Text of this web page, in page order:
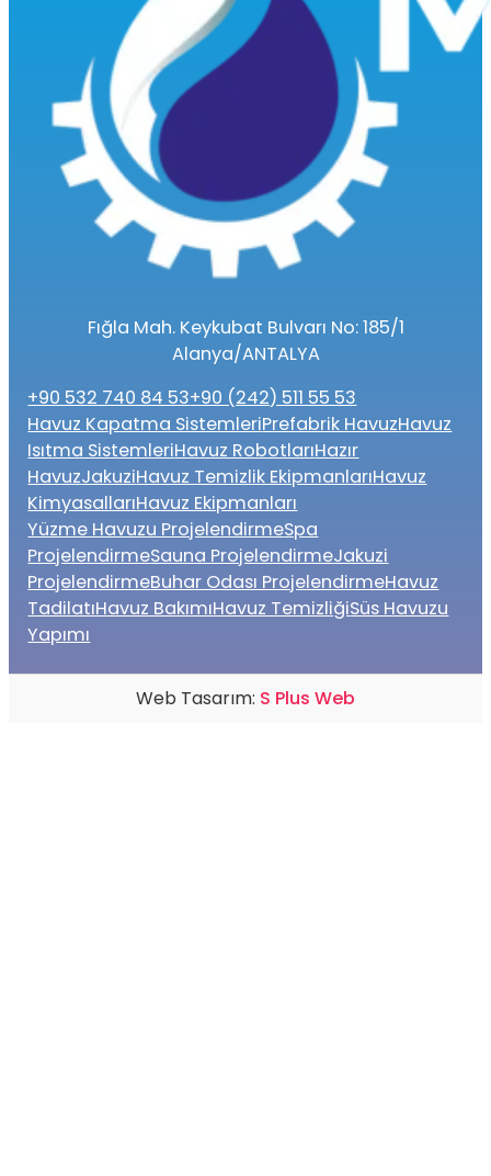
Fığla Mah. Keykubat Bulvarı No: 185/1
Alanya/ANTALYA
+90 532 740 84 53+90 (242) 511 55 53
Havuz Kapatma SistemleriPrefabrik HavuzHavuz
Isıtma SistemleriHavuz RobotlarıHazır
HavuzJakuziHavuz Temizlik EkipmanlarıHavuz
KimyasallarıHavuz Ekipmanları
Yüzme Havuzu ProjelendirmeSpa
ProjelendirmeSauna ProjelendirmeJakuzi
ProjelendirmeBuhar Odası ProjelendirmeHavuz
TadilatıHavuz BakımıHavuz TemizliğiSüs Havuzu
Yapımı
Web Tasarım: S Plus Web